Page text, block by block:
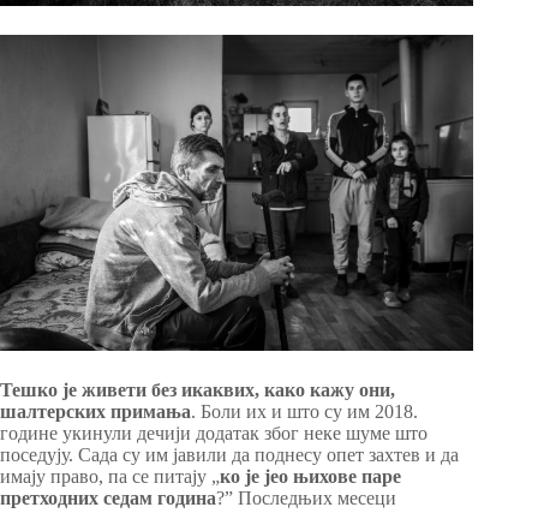
Тешко је живети без икаквих, како кажу они,
шалтерских примања. Боли их и што су им 2018.
године укинули дечији додатак због неке шуме што
поседују. Сада су им јавили да поднесу опет захтев и да
имају право, па се питају „ко је јео њихове паре
претходних седам година?” Последњих месеци